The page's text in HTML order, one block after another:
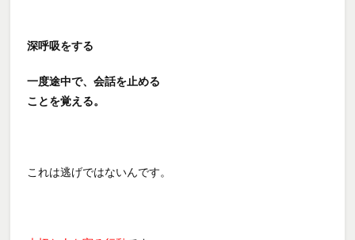
深呼吸をする
一度途中で、会話を止める
ことを覚える。
これは逃げではないんです。